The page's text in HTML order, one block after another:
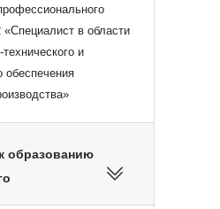
«Специалист в области
и
обеспечения
образованию